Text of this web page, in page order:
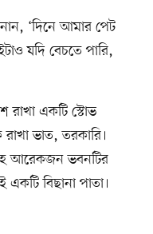
‘দিনে আমার পেট
যদি বেচতে পারি,
রাখা একটি স্টোভ
ভাত, তরকারি।
আরেকজন ভবনটির
একটি বিছানা পাতা।